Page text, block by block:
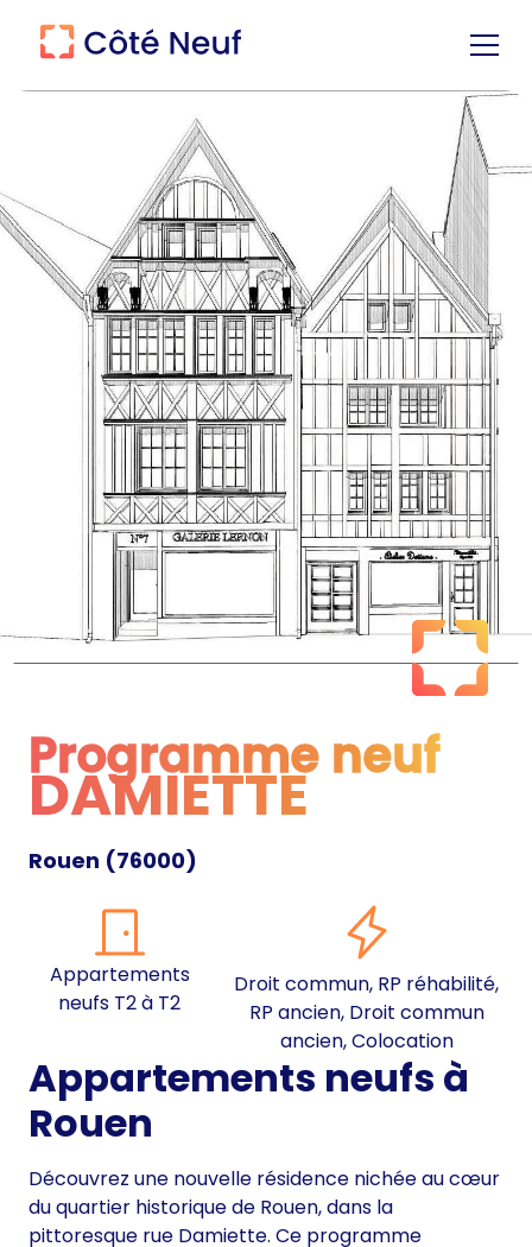
Programme neuf
Programme neuf
DAMIETTE
Rouen (76000)
Appartements
neufs T2 à T2
Droit commun, RP réhabilité,
RP ancien, Droit commun
ancien, Colocation
Appartements neufs à
Rouen
Découvrez une nouvelle résidence nichée au cœur
du quartier historique de Rouen, dans la
pittoresque rue Damiette. Ce programme